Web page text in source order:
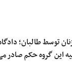
توسط طالبان؛
این گروه حکم صادر